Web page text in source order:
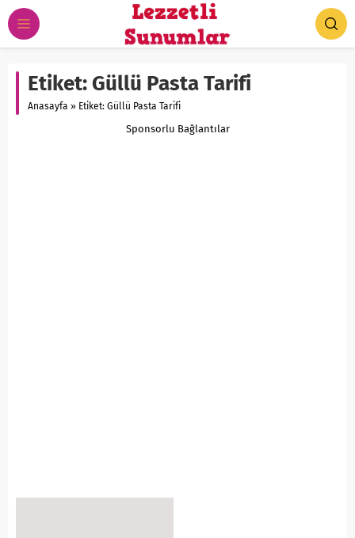
Etiket:Güllü Pasta Tarifi
Anasayfa » Etiket: Güllü Pasta Tarifi
Sponsorlu Bağlantılar